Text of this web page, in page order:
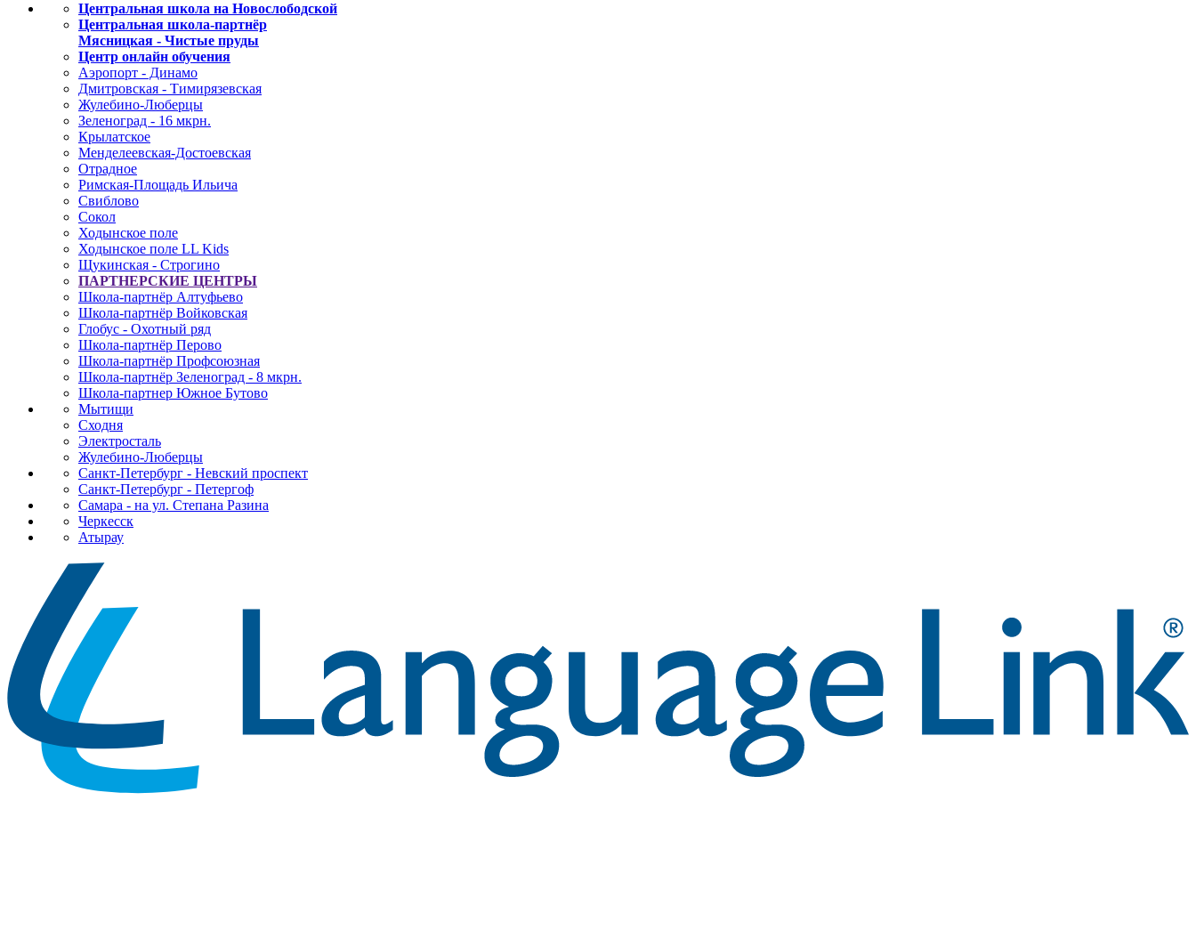
Центральная школа на Новослободской
Центральная школа-партнёр
Мясницкая - Чистые пруды
Центр онлайн обучения
Аэропорт - Динамо
Дмитровская - Тимирязевская
Жулебино-Люберцы
Зеленоград - 16 мкрн.
Крылатское
Менделеевская-Достоевская
Отрадное
Римская-Площадь Ильича
Свиблово
Сокол
Ходынское поле
Ходынское поле LL Kids
Щукинская - Строгино
ПАРТНЕРСКИЕ ЦЕНТРЫ
Школа-партнёр Алтуфьево
Школа-партнёр Войковская
Глобус - Охотный ряд
Школа-партнёр Перово
Школа-партнёр Профсоюзная
Школа-партнёр Зеленоград - 8 мкрн.
Школа-партнер Южное Бутово
Мытищи
Сходня
Электросталь
Жулебино-Люберцы
Санкт-Петербург - Невский проспект
Санкт-Петербург - Петергоф
Самара - на ул. Степана Разина
Черкесск
Атырау